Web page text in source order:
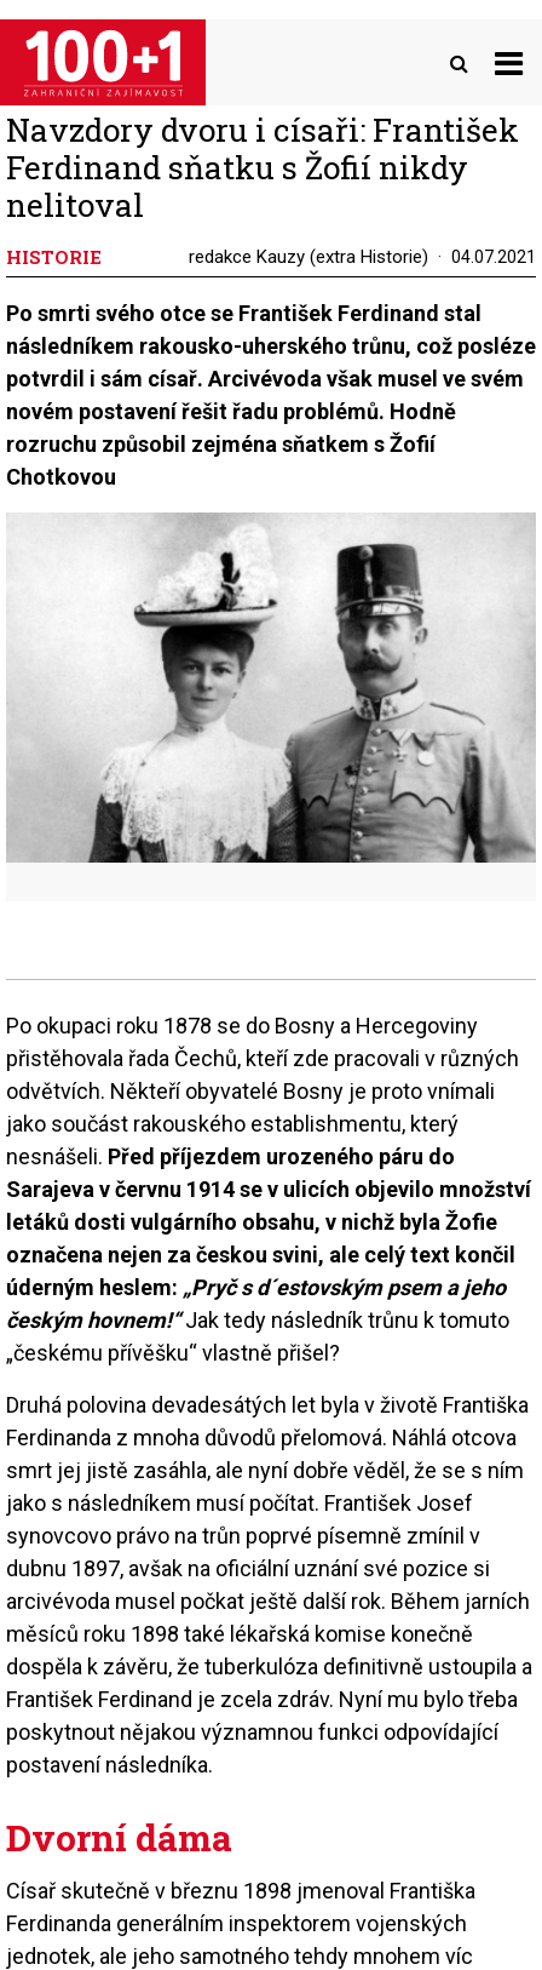
Přejít
hlavnímu
obsahu
Navzdory dvoru i císaři: František
Ferdinand sňatku s Žofií nikdy
nelitoval
HISTORIE redakce Kauzy (extra Historie) 04.07.2021
Po smrti svého otce se František Ferdinand stal
následníkem rakousko-uherského trůnu, což posléze
potvrdil i sám císař. Arcivévoda však musel ve svém
novém postavení řešit řadu problémů. Hodně
rozruchu způsobil zejména sňatkem s Žofií
Chotkovou
Po okupaci roku 1878 se do Bosny a Hercegoviny
přistěhovala řada Čechů, kteří zde pracovali v různých
odvětvích. Někteří obyvatelé Bosny je proto vnímali
jako součást rakouského establishmentu, který
nesnášeli. Před příjezdem urozeného páru do
Sarajeva v červnu 1914 se v ulicích objevilo množství
letáků dosti vulgárního obsahu, v nichž byla Žofie
označena nejen za českou svini, ale celý text končil
úderným heslem: „Pryč s d´estovským psem a jeho
českým hovnem!“ Jak tedy následník trůnu k tomuto
„českému přívěšku“ vlastně přišel?
Druhá polovina devadesátých let byla v životě Františka
Ferdinanda z mnoha důvodů přelomová. Náhlá otcova
smrt jej jistě zasáhla, ale nyní dobře věděl, že se s ním
jako s následníkem musí počítat. František Josef
synovcovo právo na trůn poprvé písemně zmínil v
dubnu 1897, avšak na oficiální uznání své pozice si
arcivévoda musel počkat ještě další rok. Během jarních
měsíců roku 1898 také lékařská komise konečně
dospěla k závěru, že tuberkulóza definitivně ustoupila a
František Ferdinand je zcela zdráv. Nyní mu bylo třeba
poskytnout nějakou významnou funkci odpovídající
postavení následníka.
Dvorní dáma
Císař skutečně v březnu 1898 jmenoval Františka
Ferdinanda generálním inspektorem vojenských
jednotek, ale jeho samotného tehdy mnohem víc